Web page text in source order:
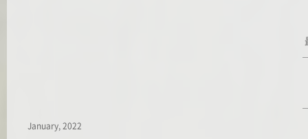
January, 2022